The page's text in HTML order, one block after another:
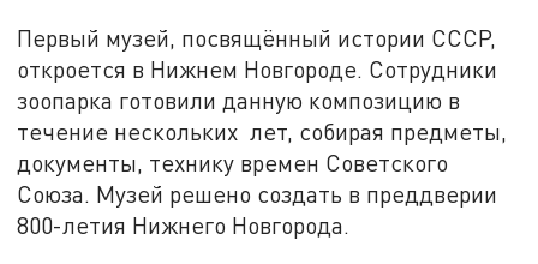
Первый музей, посвящённый истории СССР,
откроется в Нижнем Новгороде. Сотрудники
зоопарка готовили данную композицию в
течение нескольких лет, собирая предметы,
документы, технику времен Советского
Союза. Музей решено создать в преддверии
800-летия Нижнего Новгорода.